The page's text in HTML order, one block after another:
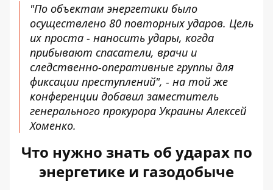
"По объектам энергетики было
осуществлено 80 повторных ударов. Цель
их проста - наносить удары, когда
прибывают спасатели, врачи и
следственно-оперативные группы для
фиксации преступлений", - на той же
конференции добавил заместитель
генерального прокурора Украины Алексей
Хоменко.
Что нужно знать об ударах по
энергетике и газодобыче